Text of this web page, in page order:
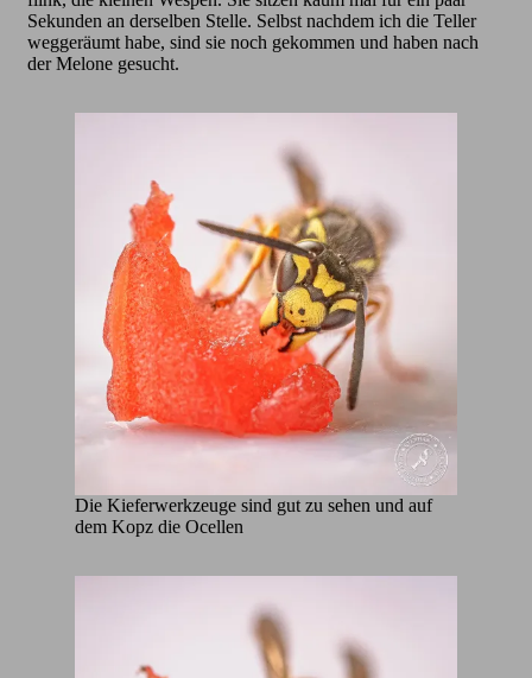
Sekunden an derselben Stelle. Selbst nachdem ich die Teller
weggeräumt habe, sind sie noch gekommen und haben nach
der Melone gesucht.
Die Kieferwerkzeuge sind gut zu sehen und auf
dem Kopz die Ocellen